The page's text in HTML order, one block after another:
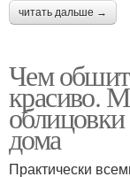
читать дальше →
Чем
красиво.
дома
Практически